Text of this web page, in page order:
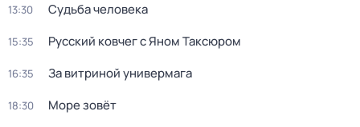
13:30 Судьба человека
15:35 Русский ковчег с Яном Таксюром
16:35 За витриной универмага
18:30 Море зовёт